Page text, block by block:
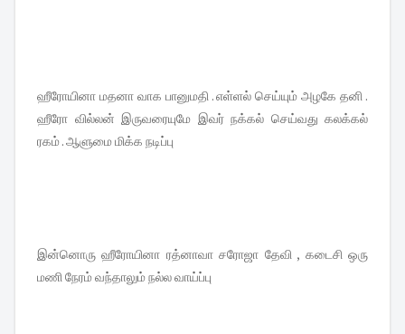
ஹீரோயினா மதனா வாக பானுமதி . எள்ளல் செய்யும் அழகே தனி .
ஹீரோ வில்லன் இருவரையுமே இவர் நக்கல் செய்வது கலக்கல்
ரகம் . ஆளுமை மிக்க நடிப்பு
இன்னொரு ஹீரோயினா ரத்னாவா சரோஜா தேவி , கடைசி ஒரு
மணி நேரம் வந்தாலும் நல்ல வாய்ப்பு